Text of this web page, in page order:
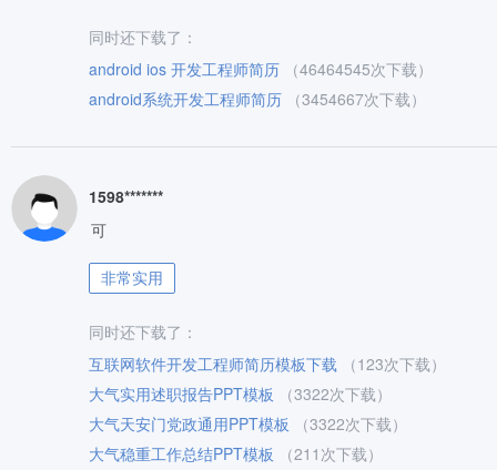
同时还下载了：
android ios 开发工程师简历
（46464545次下载）
android系统开发工程师简历
（3454667次下载）
1598*******
可
非常实用
同时还下载了：
互联网软件开发工程师简历模板下载
（123次下载）
大气实用述职报告PPT模板
（3322次下载）
大气天安门党政通用PPT模板
（3322次下载）
大气稳重工作总结PPT模板
（211次下载）